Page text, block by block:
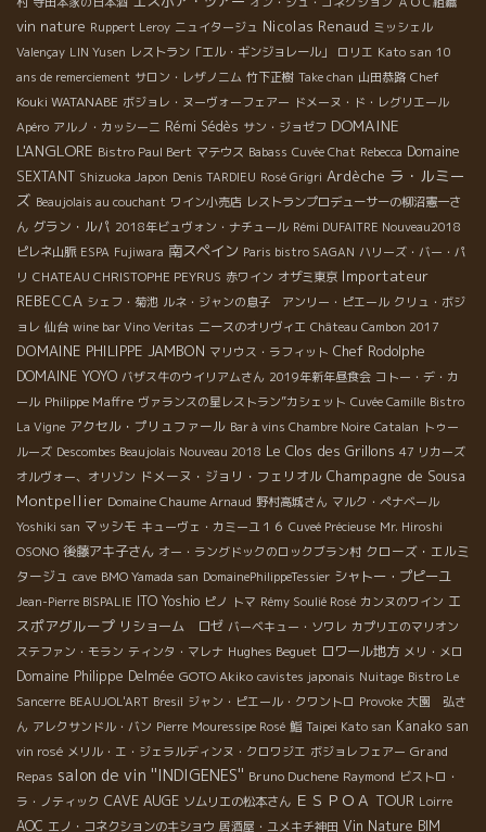
vin nature Ruppert Leroy ニュイタージュ Nicolas Renaud ミッシェル
Valençay LIN Yusen レストラン「エル・ギンジョレール」 ロリエ Kato san 10
ans de remerciement サロン・レザノニム 竹下正樹 Take chan 山田恭路 Chef
Kouki WATANABE ボジョレ・ヌーヴォーフェアー ドメーヌ・ド・レグリエール
Apéro アルノ・カッシーニ Rémi Sédès サン・ジョゼフ DOMAINE
L'ANGLORE Bistro Paul Bert マテウス Babass Cuvée Chat Rebecca Domaine
SEXTANT Shizuoka Japon Denis TARDIEU Rosé Grigri Ardèche ラ・ルミー
ズ Beaujolais au couchant ワイン小売店 レストランプロデューサーの柳沼憲一さ
ん グラン・ルパ 2018年ビュヴォン・ナチュール Rémi DUFAITRE Nouveau2018
ピレネ山脈 ESPA Fujiwara 南スペイン Paris bistro SAGAN ハリーズ・バー・パ
リ CHATEAU CHRISTOPHE PEYRUS 赤ワイン オザミ東京 Importateur
REBECCA シェフ・菊池 ルネ・ジャンの息子 アンリー・ピエール クリュ・ボジ
ョレ 仙台 wine bar Vino Veritas ニースのオリヴィエ Château Cambon 2017
DOMAINE PHILIPPE JAMBON マリウス・ラフィット Chef Rodolphe
DOMAINE YOYO バザス牛のウイリアムさん 2019年新年昼食会 コトー・デ・カ
ール Philippe Maffre ヴァランスの星レストラン”カシェット Cuvée Camille Bistro
La Vigne アクセル・プリュファール Bar à vins Chambre Noire Catalan トゥー
ルーズ Descombes Beaujolais Nouveau 2018 Le Clos des Grillons 47 リカーズ
オルヴォー、オリゾン ドメーヌ・ジョリ・フェリオル Champagne de Sousa
Montpellier Domaine Chaume Arnaud 野村高城さん マルク・ぺナベール
Yoshiki san マッシモ キューヴェ・カミーユ１６ Cuveé Précieuse Mr. Hiroshi
OSONO 後藤アキ子さん オー・ラングドックのロックブラン村 クローズ・エルミ
タージュ cave BMO Yamada san DomainePhilippeTessier シャトー・プピーユ
Jean-Pierre BISPALIE ITO Yoshio ピノ トマ Rémy Soulié Rosé カンヌのワイン エ
スポアグループ リショーム ロゼ バーベキュー・ソワレ カプリエのマリオン
ステファン・モラン ティンタ・マレナ Hughes Beguet ロワール地方 メリ・メロ
Domaine Philippe Delmée GOTO Akiko cavistes japonais Nuitage Bistro Le
Sancerre BEAUJOL'ART Bresil ジャン・ピエール・クワントロ Provoke 大園 弘さ
ん アレクサンドル・バン Pierre Mouressipe Rosé 鮨 Taipei Kato san Kanako san
vin rosé メリル・エ・ジェラルディンヌ・クロワジエ ボジョレフェアー Grand
Repas salon de vin ''INDIGENES'' Bruno Duchene Raymond ビストロ・
ラ・ノティック CAVE AUGE ソムリエの松本さん ＥＳＰＯＡ TOUR Loirre
AOC エノ・コネクションのキショウ 居酒屋・ユメキチ神田 Vin Nature BIM